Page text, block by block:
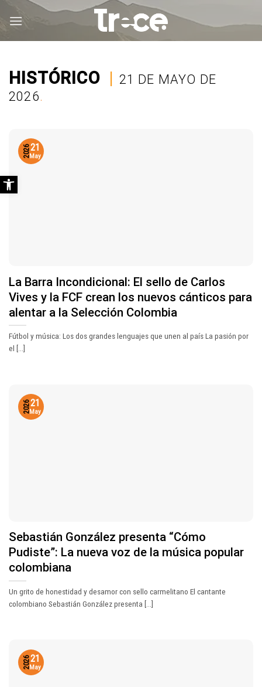
HISTÓRICO | 21 DE MAYO DE
2026.
La Barra Incondicional: El sello de Carlos
Vives y la FCF crean los nuevos cánticos para
alentar a la Selección Colombia
Fútbol y música: Los dos grandes lenguajes que unen al país La pasión por
el [...]
21
May
2026
Sebastián González presenta “Cómo
Pudiste”: La nueva voz de la música popular
colombiana
Un grito de honestidad y desamor con sello carmelitano El cantante
colombiano Sebastián González presenta [...]
21
May
2026
21
May
2026
Abrir barra de herramientas